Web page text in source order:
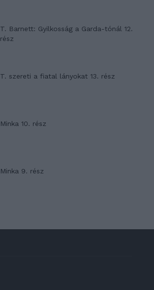
T. Barnett: Gyilkosság a Garda-tónál 12.
rész
T. szereti a fiatal lányokat 13. rész
Minka 10. rész
Minka 9. rész